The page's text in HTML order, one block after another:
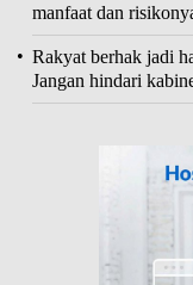
manfaat dan
• Rakyat berhak jadi
Jangan hindari